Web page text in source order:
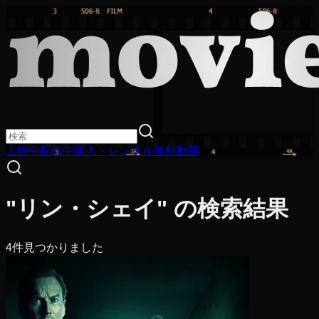
上映中配信中購入・レンタル無料動画
"リン・シェイ" の検索結果
4件見つかりました